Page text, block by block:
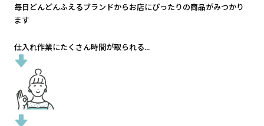
毎日どんどんふえるブランドからお店にぴったりの商品がみつかり
ます
仕入れ作業にたくさん時間が取られる...